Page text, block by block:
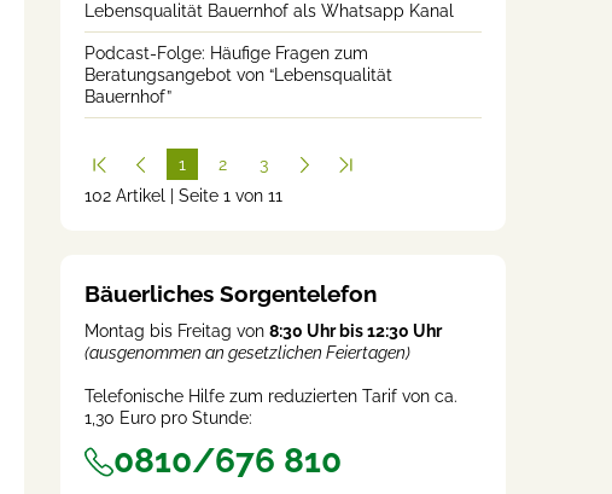
Lebensqualität Bauernhof als Whatsapp Kanal
Podcast-Folge: Häufige Fragen zum
Beratungsangebot von “Lebensqualität
Bauernhof”
1
(cur
2
3
102 Artikel | Seite 1 von 11
Bäuerliches Sorgentelefon
Montag bis Freitag von 8:30 Uhr bis 12:30 Uhr
(ausgenommen an gesetzlichen Feiertagen)
Telefonische Hilfe zum reduzierten Tarif von ca.
1,30 Euro pro Stunde:
0810/676 810